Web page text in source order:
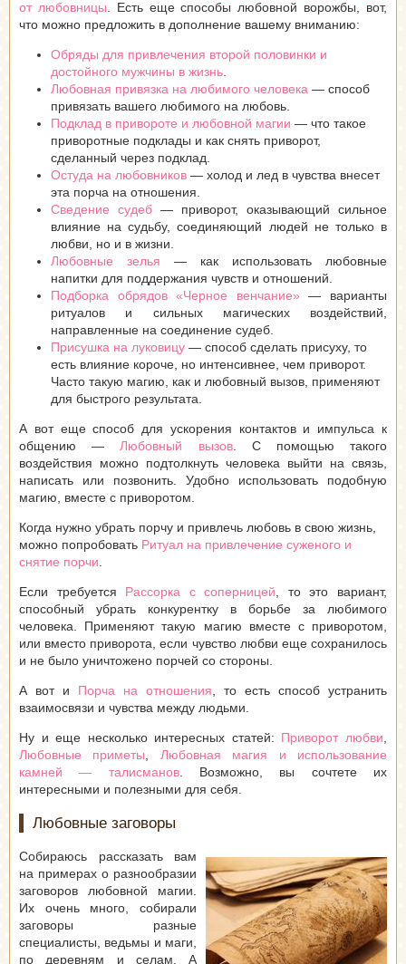
от любовницы . Есть еще способы любовной ворожбы, вот,
что можно предложить в дополнение вашему вниманию:
Обряды для привлечения второй половинки и
достойного мужчины в жизнь
Любовная привязка на любимого человека — способ
привязать вашего любимого на любовь.
Подклад в привороте и любовной магии — что такое
приворотные подклады и как снять приворот,
сделанный через подклад.
Остуда на любовников — холод и лед в чувства внесет
эта порча на отношения.
Сведение судеб — приворот, оказывающий сильное
влияние на судьбу, соединяющий людей не только в
любви, но и в жизни.
Любовные зелья — как использовать любовные
напитки для поддержания чувств и отношений.
Подборка обрядов «Черное венчание» — варианты
ритуалов и сильных магических воздействий,
направленные на соединение судеб.
Присушка на луковицу — способ сделать присуху, то
есть влияние короче, но интенсивнее, чем приворот.
Часто такую магию, как и любовный вызов, применяют
для быстрого результата.
А вот еще способ для ускорения контактов и импульса к
общению — Любовный вызов. С помощью такого
воздействия можно подтолкнуть человека выйти на связь,
написать или позвонить. Удобно использовать подобную
магию, вместе с приворотом.
Когда нужно убрать порчу и привлечь любовь в свою жизнь,
можно попробовать Ритуал на привлечение суженого и
снятие порчи
Если требуется Рассорка с соперницей , то это вариант,
способный убрать конкурентку в борьбе за любимого
человека. Применяют такую магию вместе с приворотом,
или вместо приворота, если чувство любви еще сохранилось
и не было уничтожено порчей со стороны.
А вот и Порча на отношения , то есть способ устранить
взаимосвязи и чувства между людьми.
Ну и еще несколько интересных статей: Приворот любви
Любовные приметы
Любовная магия и использование
камней — талисманов. Возможно, вы сочтете их
интересными и полезными для себя.
Любовные заговоры
Собираюсь рассказать вам
на примерах о разнообразии
заговоров любовной магии.
Их очень много, собирали
заговоры разные
специалисты, ведьмы и маги,
по деревням и селам. А